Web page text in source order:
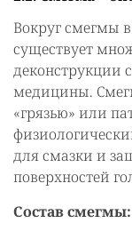
Вокруг смегмы
существует
деконструкции
медицины.
«грязью» или
для смазки и
поверхностей
Состав смегмы: